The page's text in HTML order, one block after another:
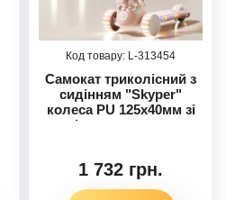
313454
Самокат триколісний з
сидінням "Skyper"
колеса PU 125х40мм зі
світлом, музика та
складане EF-5933-81
1 732 грн.